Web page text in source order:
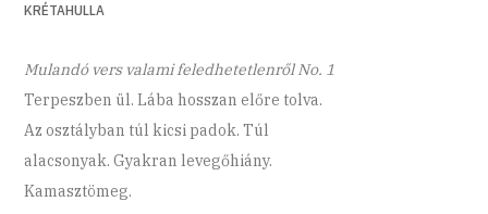
KRÉTAHULLA
Mulandó vers valami feledhetetlenről No. 1
Terpeszben ül. Lába hosszan előre tolva.
Az osztályban túl kicsi padok. Túl
alacsonyak. Gyakran levegőhiány.
Kamasztömeg.